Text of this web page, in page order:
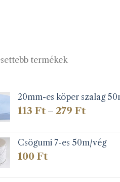
termékek
20mm-es köper szalag
113Ft – 279Ft
279 Ft
Csögumi 7-es 50m/vég
100Ft